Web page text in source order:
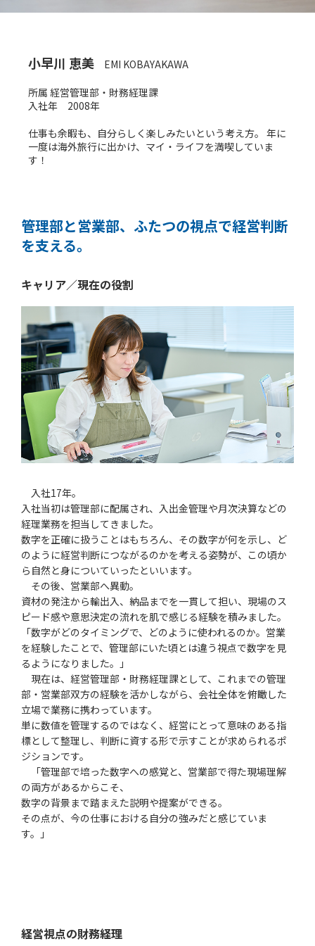
小早川 恵美
EMI KOBAYAKAWA
所属 経営管理部・財務経理課
入社年 2008年
仕事も余暇も、自分らしく楽しみたいという考え方。 年に
一度は海外旅行に出かけ、マイ・ライフを満喫していま
す！
管理部と営業部、ふたつの視点で経営判断
を支える。
キャリア／現在の役割
入社17年。
入社当初は管理部に配属され、入出金管理や月次決算などの
経理業務を担当してきました。
数字を正確に扱うことはもちろん、その数字が何を示し、ど
のように経営判断につながるのかを考える姿勢が、この頃か
ら自然と身についていったといいます。
その後、営業部へ異動。
資材の発注から輸出入、納品までを一貫して担い、現場のス
ピード感や意思決定の流れを肌で感じる経験を積みました。
「数字がどのタイミングで、どのように使われるのか。営業
を経験したことで、管理部にいた頃とは違う視点で数字を見
るようになりました。」
現在は、経営管理部・財務経理課として、これまでの管理
部・営業部双方の経験を活かしながら、会社全体を俯瞰した
立場で業務に携わっています。
単に数値を管理するのではなく、経営にとって意味のある指
標として整理し、判断に資する形で示すことが求められるポ
ジションです。
「管理部で培った数字への感覚と、営業部で得た現場理解
の両方があるからこそ、
数字の背景まで踏まえた説明や提案ができる。
その点が、今の仕事における自分の強みだと感じていま
す。」
経営視点の財務経理